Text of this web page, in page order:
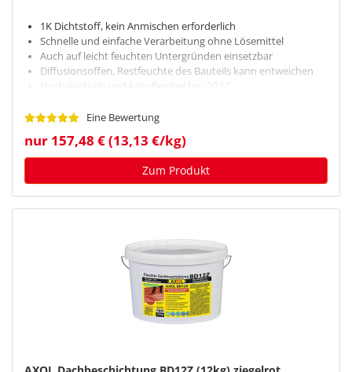
1K Dichtstoff, kein Anmischen erforderlich
Schnelle und einfache Verarbeitung ohne Lösemittel
Auch auf leicht feuchten Untergründen einsetzbar
Diffusionsoffen, Restfeuchte des Bauteils kann entweichen
Hochelastisch und kälteflexibel bis -20 °C
Eine Bewertung
nur 157,48 € (13,13 €/kg)
Zum Produkt